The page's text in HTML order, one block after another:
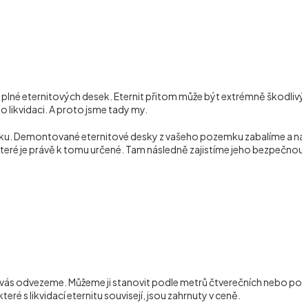
eternitových desek. Eternit přitom může být extrémně
likvidaci. A proto jsme tady my.
Demontované eternitové desky z vašeho pozemku zabalíme a
je právě k tomu určené. Tam následně zajistíme jeho
odvezeme. Můžeme ji stanovit podle metrů čtverečních nebo
s likvidací eternitu souvisejí, jsou zahrnuty v ceně.